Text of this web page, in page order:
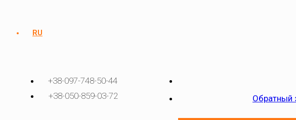
RU
+38-097-748-50-44
+38-050-859-03-72
Обратный